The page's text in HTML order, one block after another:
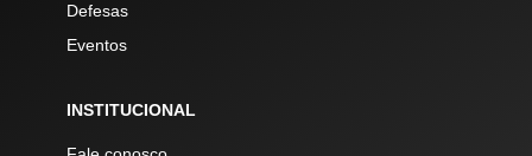
Defesas
Eventos
INSTITUCIONAL